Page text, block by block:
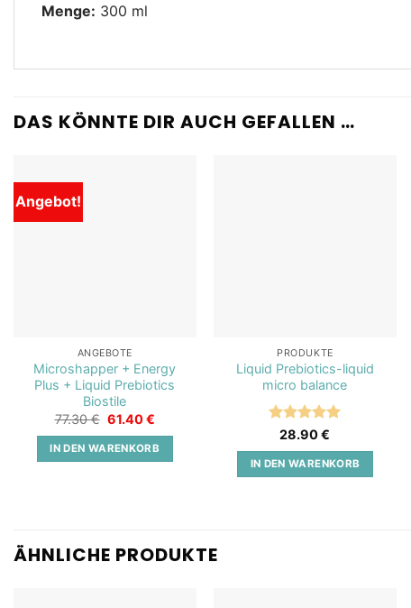
Menge: 300 ml
DAS KÖNNTE DIR AUCH GEFALLEN …
Angebot!
ANGEBOTE
Microshapper + Energy
Plus + Liquid Prebiotics
Biostile
77.30€ Ursprünglicher
war:
77.30 €
61.40€Aktueller
ist:
61.40 €.
IN DEN WARENKORB
PRODUKTE
Liquid Prebiotics-liquid
micro balance
Bewertet
5
28.90€
IN DEN WARENKORB
ÄHNLICHE PRODUKTE